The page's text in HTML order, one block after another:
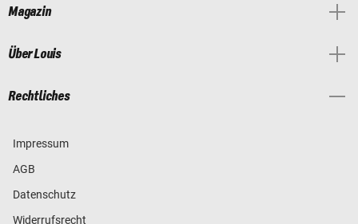
Magazin
Über Louis
Rechtliches
Impressum
AGB
Datenschutz
Widerrufsrecht